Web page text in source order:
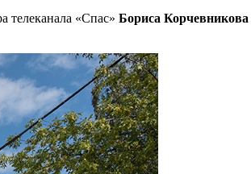
телеканала «Спас» Бориса Корчевникова